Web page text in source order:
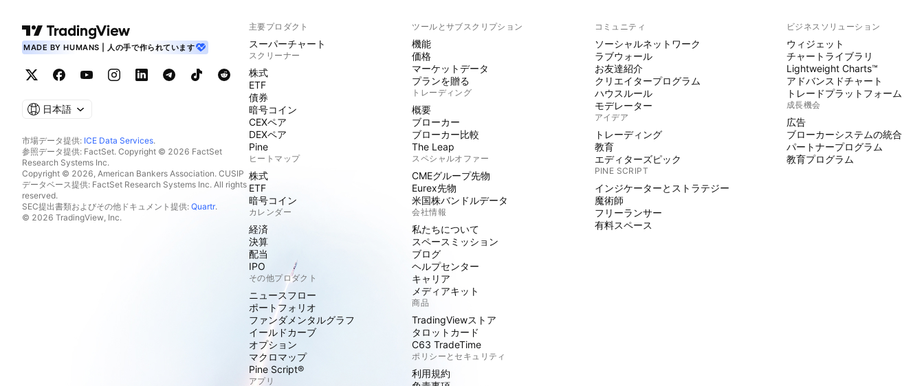
MADE BY HUMANS | 人の手で作られています
日本語
市場データ提供: ICE Data Services.
参照データ提供: FactSet. Copyright © 2026 FactSet
Research Systems Inc.
Copyright © 2026, American Bankers Association. CUSIP
データベース提供: FactSet Research Systems Inc. All rights
reserved.
SEC提出書類およびその他ドキュメント提供: Quartr.
© 2026 TradingView, Inc.
主要プロダクト
スーパーチャート
スクリーナー
株式
ETF
債券
暗号コイン
CEXペア
DEXペア
Pine
ヒートマップ
株式
ETF
暗号コイン
カレンダー
経済
決算
配当
IPO
その他プロダクト
ニュースフロー
ポートフォリオ
ファンダメンタルグラフ
イールドカーブ
オプション
マクロマップ
Pine Script®
アプリ
ツールとサブスクリプション
機能
価格
マーケットデータ
プランを贈る
トレーディング
概要
ブローカー
ブローカー比較
The Leap
スペシャルオファー
CMEグループ先物
Eurex先物
米国株バンドルデータ
会社情報
私たちについて
スペースミッション
ブログ
ヘルプセンター
キャリア
メディアキット
商品
TradingViewストア
タロットカード
C63 TradeTime
ポリシーとセキュリティ
利用規約
コミュニティ
ソーシャルネットワーク
ラブウォール
お友達紹介
クリエイタープログラム
ハウスルール
モデレーター
アイデア
トレーディング
教育
エディターズピック
PINE SCRIPT
インジケーターとストラテジー
魔術師
フリーランサー
有料スペース
ビジネスソリューション
ウィジェット
チャートライブラリ
Lightweight Charts™
アドバンスドチャート
トレードプラットフォーム
成長機会
広告
ブローカーシステムの統合
パートナープログラム
教育プログラム